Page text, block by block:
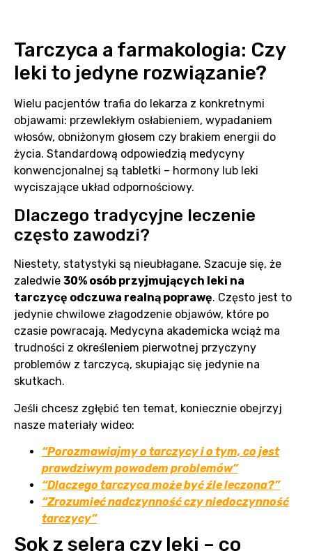
Tarczyca a farmakologia: Czy
leki to jedyne rozwiązanie?
Wielu pacjentów trafia do lekarza z konkretnymi
objawami: przewlekłym osłabieniem, wypadaniem
włosów, obniżonym głosem czy brakiem energii do
życia. Standardową odpowiedzią medycyny
konwencjonalnej są tabletki – hormony lub leki
wyciszające układ odpornościowy.
Dlaczego tradycyjne leczenie
często zawodzi?
Niestety, statystyki są nieubłagane. Szacuje się, że
zaledwie 30% osób przyjmujących leki na
tarczycę odczuwa realną poprawę. Często jest to
jedynie chwilowe złagodzenie objawów, które po
czasie powracają. Medycyna akademicka wciąż ma
trudności z określeniem pierwotnej przyczyny
problemów z tarczycą, skupiając się jedynie na
skutkach.
Jeśli chcesz zgłębić ten temat, koniecznie obejrzyj
nasze materiały wideo:
“Porozmawiajmy o tarczycy i o tym, co jest
prawdziwym powodem problemów”
“Dlaczego tarczyca może być źle leczona?”
“Zrozumieć nadczynność czy niedoczynność
tarczycy”
Sok z selera czy leki – co